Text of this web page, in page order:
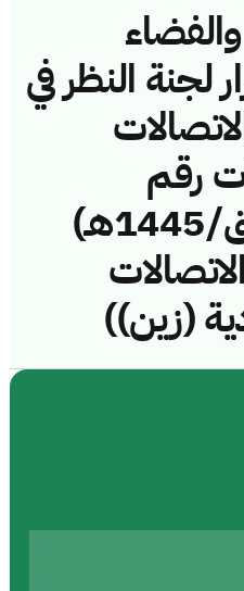
لجنة النظر في
رقم
(45114422/ق/1445هـ)
(زين))